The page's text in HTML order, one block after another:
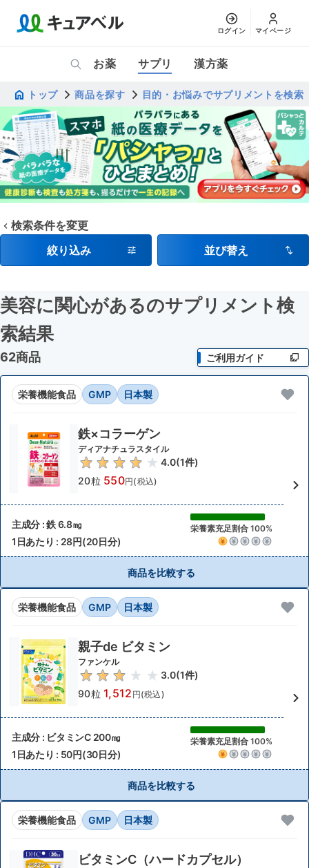
ログイン マイページ
お薬 サプリ 漢方薬
トップ 商品を探す 目的・お悩みでサプリメントを検索
検索条件を変更
絞り込み
並び替え
美容に関心があるのサプリメント検
索結果
62商品 ご利用ガイド
栄養機能食品 GMP 日本製
鉄×コラーゲン
ディアナチュラスタイル
4.0(1件)
20粒 550円(税込)
主成分 : 鉄 6.8㎎ 栄養素充足割合 100%
1日あたり : 28円(20日分)
商品を比較する
栄養機能食品 GMP 日本製
親子de ビタミン
ファンケル
3.0(1件)
90粒 1,512 円(税込)
主成分 : ビタミンC 200㎎ 栄養素充足割合 100%
1日あたり : 50円(30日分)
商品を比較する
栄養機能食品 GMP 日本製
ビタミンC（ハードカプセル）